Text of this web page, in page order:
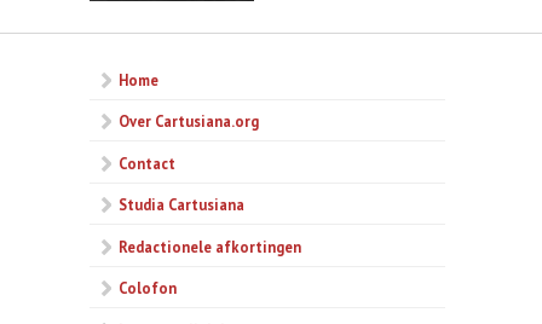
Home
Over Cartusiana.org
Contact
Studia Cartusiana
Redactionele afkortingen
Colofon